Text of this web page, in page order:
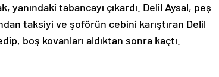
tabancayı çıkardı. Delil Aysal, peş
taksiyi ve şoförün cebini karıştıran Delil
boş kovanları aldıktan sonra kaçtı.